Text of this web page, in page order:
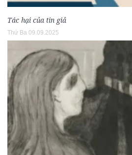
Tác hại của tin giả
Thứ Ba 09.09.2025